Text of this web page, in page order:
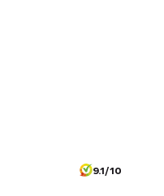
9.1/10